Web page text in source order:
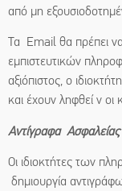
από μη
Τα Email θα πρέπει να
εμπιστευτικών
αξιόπιστος, ο
και έχουν ληφθεί ν
Αντίγραφα Ασφαλείας
Οι ιδιοκτήτες των
δημιουργία